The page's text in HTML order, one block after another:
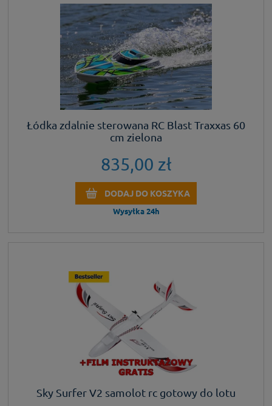
Łódka zdalnie sterowana RC Blast Traxxas 60
cm zielona
835,00 zł
DODAJ DO KOSZYKA
Wysyłka 24h
Sky Surfer V2 samolot rc gotowy do lotu